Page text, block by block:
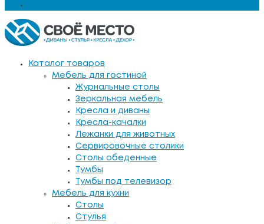
Каталог товаров
Мебель для гостиной
Журнальные столы
Зеркальная мебель
Кресла и диваны
Кресла-качалки
Лежанки для животных
Сервировочные столики
Столы обеденные
Тумбы
Тумбы под телевизор
Мебель для кухни
Столы
Стулья